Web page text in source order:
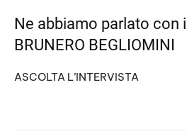
e
EMBED
Ne abbiamo parlato con
BRUNERO BEGLIOMINI
ASCOLTA L’INTERVISTA